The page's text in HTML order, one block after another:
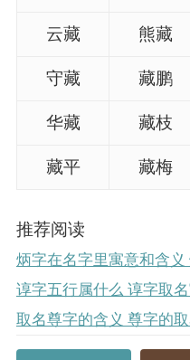
云藏 熊藏
守藏 藏鹏
华藏 藏枝
藏平 藏梅
推荐阅读
炳字在名字里寓意和含义
谆字五行属什么 谆字取
取名尊字的含义 尊字的